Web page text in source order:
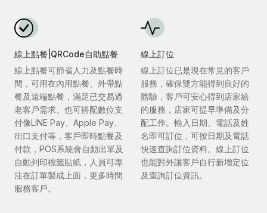
線上點餐|QRCode自助點餐
線上點餐可節省人力及點餐時
間，可用在內用點餐、外帶點
餐及遠端點餐，滿足已交易過
老客戶需求。也可搭配數位支
付像LINE Pay、Apple Pay、
街口支付等，客戶即時點餐及
付款，POS系統會自動出單及
自動列印標籤貼紙，人員可專
注在訂單製成上面，更多時間
服務客戶。
線上訂位
線上訂位已是現在常見的客戶
服務，確保雙方能得到良好的
體驗，客戶可安心得到店家給
的服務，店家可提早準備及分
配工作。輸入日期、電話及姓
名即可訂位，可按日期及電話
快速查詢訂位資料。線上訂位
也能對外讓客戶自行新增定位
及查詢訂位資訊。